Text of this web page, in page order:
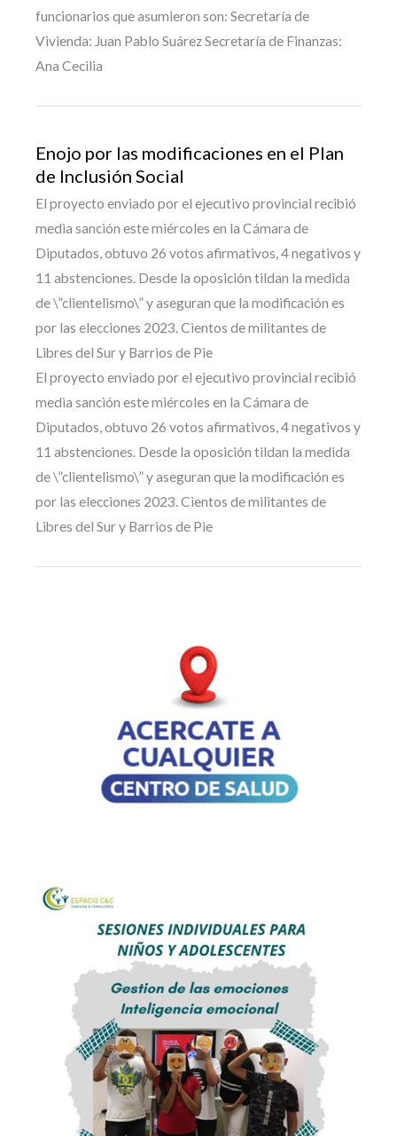
funcionarios que asumieron son: Secretaría de
Vivienda: Juan Pablo Suárez Secretaría de Finanzas:
Ana Cecilia
Enojo por las modificaciones en el Plan
de Inclusión Social
El proyecto enviado por el ejecutivo provincial recibió
media sanción este miércoles en la Cámara de
Diputados, obtuvo 26 votos afirmativos, 4 negativos y
11 abstenciones. Desde la oposición tildan la medida
de \”clientelismo\” y aseguran que la modificación es
por las elecciones 2023. Cientos de militantes de
Libres del Sur y Barrios de Pie
El proyecto enviado por el ejecutivo provincial recibió
media sanción este miércoles en la Cámara de
Diputados, obtuvo 26 votos afirmativos, 4 negativos y
11 abstenciones. Desde la oposición tildan la medida
de \”clientelismo\” y aseguran que la modificación es
por las elecciones 2023. Cientos de militantes de
Libres del Sur y Barrios de Pie